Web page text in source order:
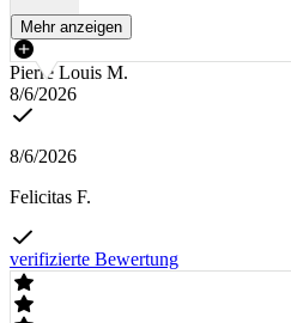
Mehr anzeigen
Pierre Louis M.
8/6/2026
8/6/2026
Felicitas F.
verifizierte Bewertung